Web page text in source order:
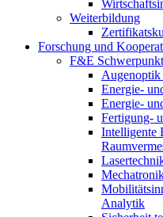
Weiterbildung
Forschung und
F&E
Augenoptik
Energie-
Energie-
Fertigung-
Intelligente
Analytik